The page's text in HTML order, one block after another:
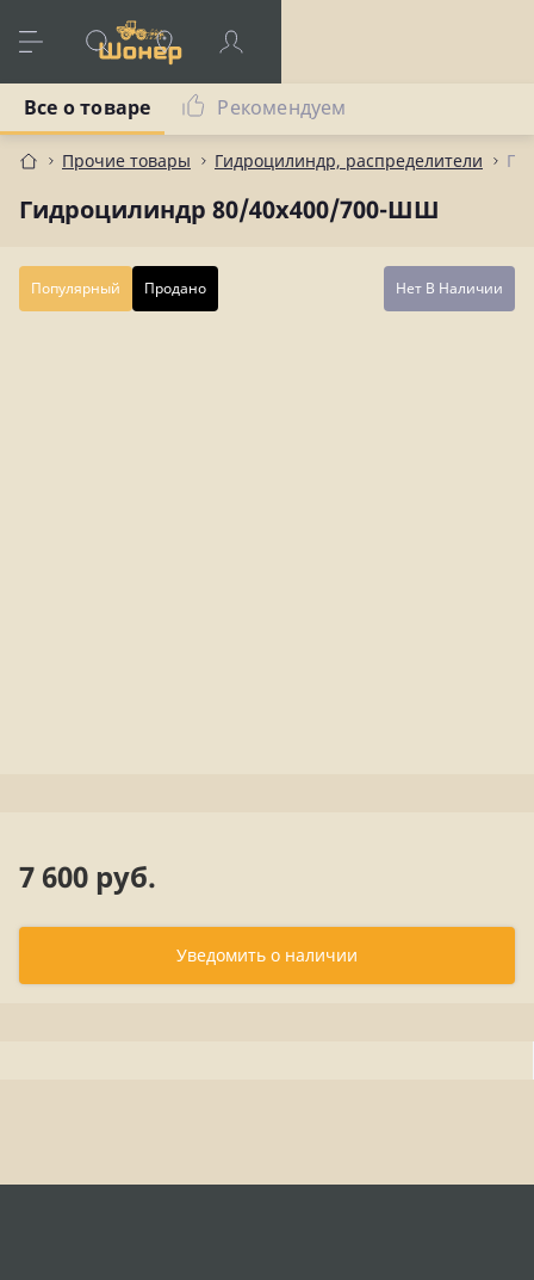
Прочие товары Гидроцилиндр, распределители
Гидроцилиндр 80/40х400/700-ШШ
Все о товаре Рекомендуем
Популярный Продано Нет В Наличии
7 600 руб.
Уведомить о наличии